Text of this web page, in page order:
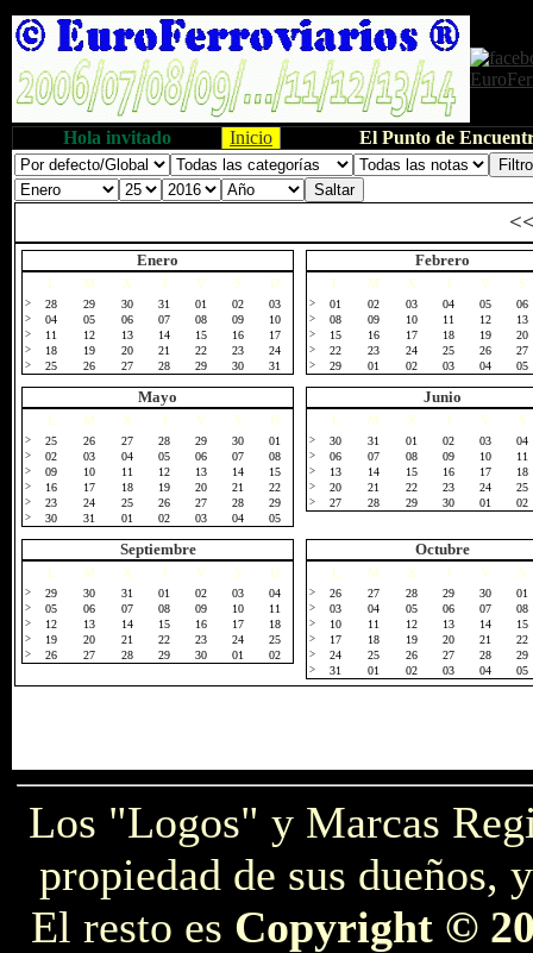
Hola invitado Inicio El Punto de
Enero
M X J V S D
> 28 29 30 31 01 02 03
> 04 05 06 07 08 09 10
> 11 12 13 14 15 16 17
> 18 19 20 21 22 23 24
> 25 26 27 28 29 30 31
Febrero
M X J V S
> 01 02 03 04 05 06
> 08 09 10 11 12 13
> 15 16 17 18 19 20
> 22 23 24 25 26 27
> 29 01 02 03 04 05
Mayo
M X J V S D
> 25 26 27 28 29 30 01
> 02 03 04 05 06 07 08
> 09 10 11 12 13 14 15
> 16 17 18 19 20 21 22
> 23 24 25 26 27 28 29
> 30 31 01 02 03 04 05
Junio
M X J V S
> 30 31 01 02 03 04
> 06 07 08 09 10 11
> 13 14 15 16 17 18
> 20 21 22 23 24 25
> 27 28 29 30 01 02
Septiembre
M X J V S D
> 29 30 31 01 02 03 04
> 05 06 07 08 09 10 11
> 12 13 14 15 16 17 18
> 19 20 21 22 23 24 25
> 26 27 28 29 30 01 02
Octubre
M X J V S
> 26 27 28 29 30 01
> 03 04 05 06 07 08
> 10 11 12 13 14 15
> 17 18 19 20 21 22
> 24 25 26 27 28 29
> 31 01 02 03 04 05
Los "Logos" y Marcas
propiedad de sus dueños,
El resto es Copyright ©